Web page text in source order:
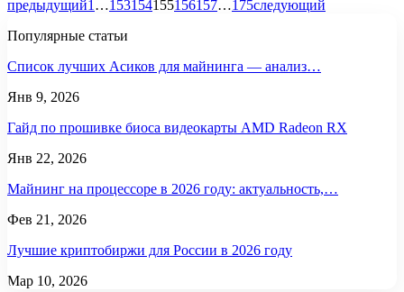
предыдущий1 …153154155156157…175следующий
Популярные статьи
Список лучших Асиков для майнинга — анализ…
Янв 9, 2026
Гайд по прошивке биоса видеокарты AMD Radeon RX
Янв 22, 2026
Майнинг на процессоре в 2026 году: актуальность,…
Фев 21, 2026
Лучшие криптобиржи для России в 2026 году
Мар 10, 2026